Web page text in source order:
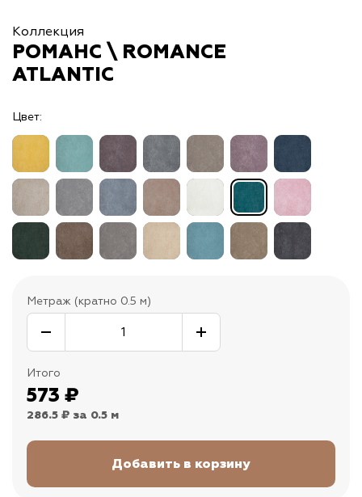
Коллекция
РОМАНС \ ROMANCE
ATLANTIC
Цвет:
Метраж (кратно 0.5 м)
Итого
573 ₽
286.5 ₽ за 0.5 м